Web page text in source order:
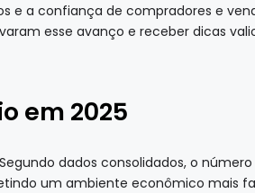
a confiança de compradores e
esse avanço e receber dicas
em 2025
dados consolidados, o
um ambiente econômico mais